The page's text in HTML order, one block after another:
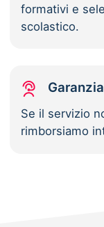
formativi e
scolastico.
Se il servizio
rimborsiamo